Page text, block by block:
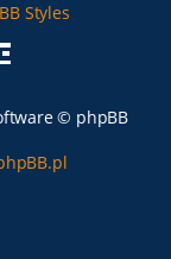
Styles
© phpBB